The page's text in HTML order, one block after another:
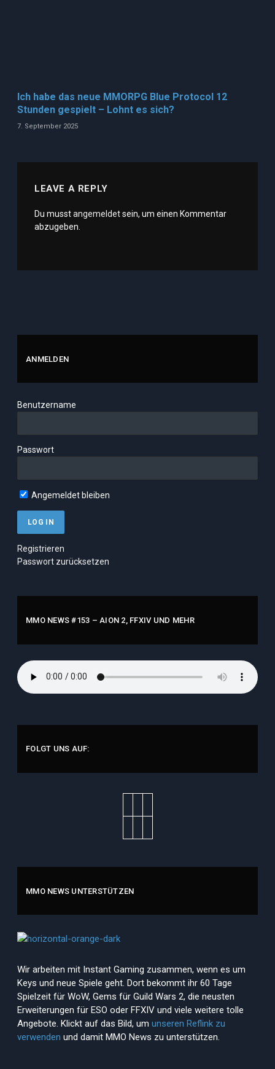
Ich habe das neue MMORPG Blue Protocol 12
Stunden gespielt – Lohnt es sich?
7. September 2025
LEAVE A REPLY
Du musstangemeldetsein, um einen Kommentar
abzugeben.
ANMELDEN
Benutzername
Passwort
Angemeldet bleiben
Registrieren
Passwort zurücksetzen
MMO NEWS #153 – AION 2, FFXIV UND MEHR
FOLGT UNS AUF:
MMO NEWS UNTERSTÜTZEN
Wir arbeiten mit Instant Gaming zusammen, wenn es um
Keys und neue Spiele geht. Dort bekommt ihr 60 Tage
Spielzeit für WoW, Gems für Guild Wars 2, die neusten
Erweiterungen für ESO oder FFXIV und viele weitere tolle
Angebote. Klickt auf das Bild, um unseren Reflink zu
verwenden und damit MMO News zu unterstützen.